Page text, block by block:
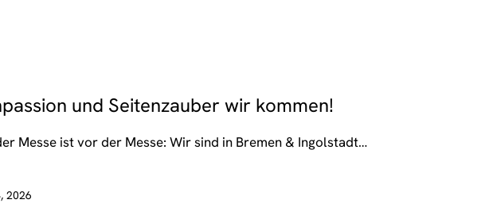
und Seitenzauber wir kommen!
Messe ist vor der Messe: Wir sind in Bremen & Ingolstadt…
2026